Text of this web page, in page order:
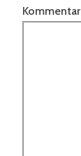
Kommentar